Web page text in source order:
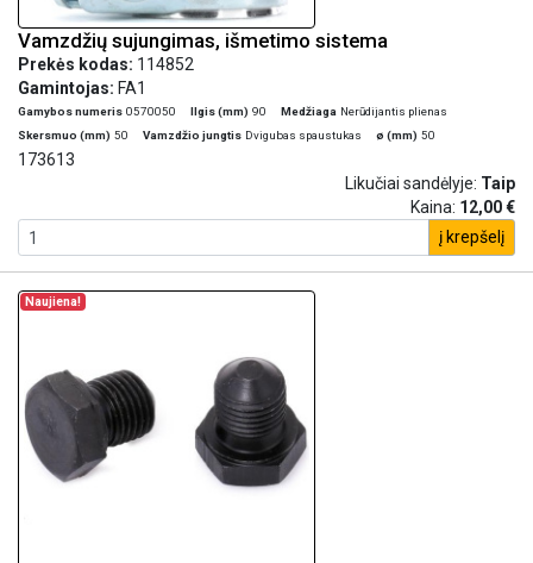
Vamzdžių sujungimas, išmetimo sistema
Prekės kodas: 114852
Gamintojas: FA1
Gamybos numeris 0570050 Ilgis (mm) 90 Medžiaga Nerūdijantis plienas
Skersmuo (mm) 50 Vamzdžio jungtis Dvigubas spaustukas ø (mm) 50
173613
Likučiai sandėlyje: Taip
Kaina: 12,00 €
į krepšelį
Naujiena!